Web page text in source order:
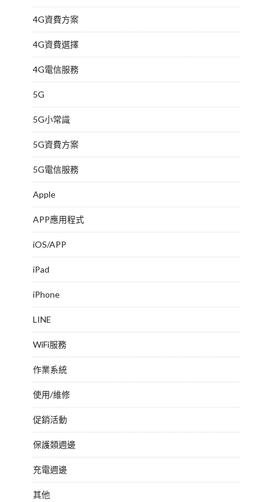
4G資費方案
4G資費選擇
4G電信服務
5G
5G小常識
5G資費方案
5G電信服務
Apple
APP應用程式
iOS/APP
iPad
iPhone
LINE
WiFi服務
作業系統
使用/維修
促銷活動
保護類週邊
充電週邊
其他